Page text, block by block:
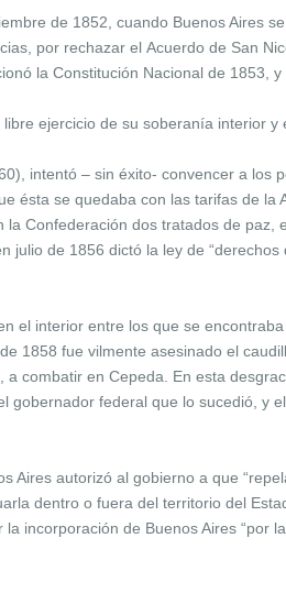
de 1852, cuando Buenos Aires
por rechazar el Acuerdo de San
la Constitución Nacional de 1853,
libre ejercicio de su soberanía interior
intentó – sin éxito- convencer a
ésta se quedaba con las tarifas de
la Confederación dos tratados de
julio de 1856 dictó la ley de
el interior entre los que se
1858 fue vilmente asesinado el
a combatir en Cepeda. En esta
gobernador federal que lo sucedió, y
Aires autorizó al gobierno a que
dentro o fuera del territorio del
incorporación de Buenos Aires “por